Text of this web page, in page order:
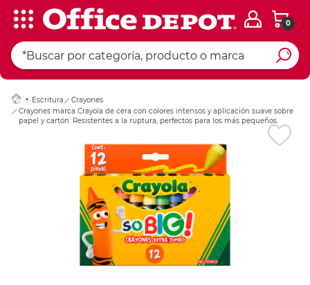
0
Escritura
Crayones
Crayones marca Crayola de cera con colores intensos y aplicación suave sobre
papel y cartón. Resistentes a la ruptura, perfectos para los más pequeños.
Ingresar Codigo